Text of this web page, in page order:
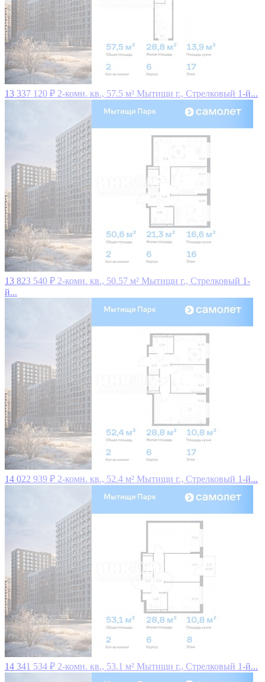
13 337 120 ₽ 2-комн. кв., 57.5 м² Мытищи г., Стрелковый 1-й...
13 823 540 ₽ 2-комн. кв., 50.57 м² Мытищи г., Стрелковый 1-
й...
14 022 939 ₽ 2-комн. кв., 52.4 м² Мытищи г., Стрелковый 1-й...
14 341 534 ₽ 2-комн. кв., 53.1 м² Мытищи г., Стрелковый 1-й...